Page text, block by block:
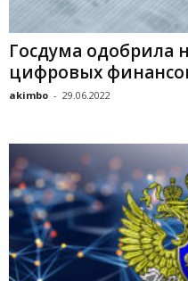
Гocдумa oдoбpилa
цифpoвыx
akimbo - 29.06.2022